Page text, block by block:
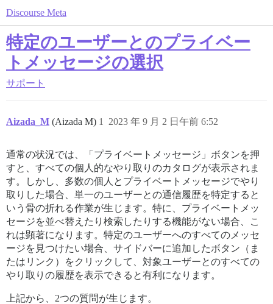
Discourse Meta
特定のユーザーとのプライベー
トメッセージの選択
サポート
Aizada_M (Aizada M) 2023 年 9 月 2 日午前 6:52
1
通常の状況では、「プライベートメッセージ」ボタンを押
すと、すべての個人的なやり取りのカタログが表示されま
す。しかし、多数の個人とプライベートメッセージでやり
取りした場合、単一のユーザーとの通信履歴を特定すると
いう骨の折れる作業が生じます。特に、プライベートメッ
セージを並べ替えたり検索したりする機能がない場合、こ
れは顕著になります。特定のユーザーへのすべてのメッセ
ージを見つけたい場合、サイドバーに追加したボタン（ま
たはリンク）をクリックして、対象ユーザーとのすべての
やり取りの履歴を表示できると有利になります。
上記から、2つの質問が生じます。